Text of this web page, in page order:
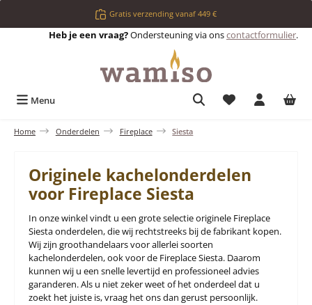
Ga naar de hoofdinhoudGratis verzending vanaf 449 €
Heb je een vraag?Ondersteuning via onscontactformulier.
Menu Je hebt 0 items
Home Onderdelen Fireplace Siesta
Originele kachelonderdelen
voor Fireplace Siesta
In onze winkel vindt u een grote selectie originele Fireplace
Siesta onderdelen, die wij rechtstreeks bij de fabrikant kopen.
Wij zijn groothandelaars voor allerlei soorten
kachelonderdelen, ook voor de Fireplace Siesta. Daarom
kunnen wij u een snelle levertijd en professioneel advies
garanderen. Als u niet zeker weet of het onderdeel dat u
zoekt het juiste is, vraag het ons dan gerust persoonlijk.